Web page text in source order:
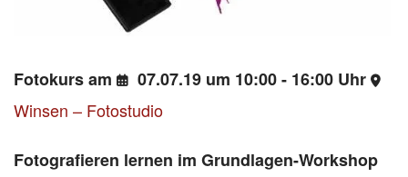
Fotokurs am
07.07.19 um 10:00 - 16:00 Uhr
Winsen – Fotostudio
Fotografieren lernen im Grundlagen-Workshop